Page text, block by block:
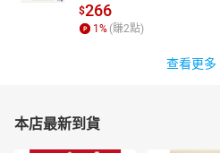
$266
1 % (賺2點)
查看更多
本店最新到貨